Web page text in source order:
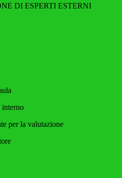
DI ESPERTI ESTERNI
per la valutazione